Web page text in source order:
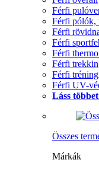
Férfi
Férfi pólók,
Férfi
Férfi
Férfi
Férfi
Férfi
Férfi UV-
Láss
Összes
Márkák